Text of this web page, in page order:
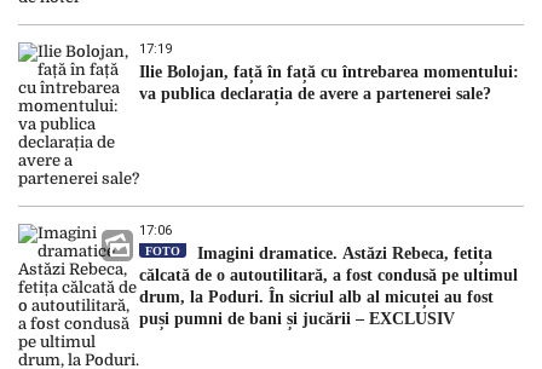
17:19
Ilie Bolojan, față în față cu întrebarea momentului:
va publica declarația de avere a partenerei sale?
17:06
FOTO
Imagini dramatice. Astăzi Rebeca, fetița
călcată de o autoutilitară, a fost condusă pe ultimul
drum, la Poduri. În sicriul alb al micuței au fost
puși pumni de bani și jucării – EXCLUSIV